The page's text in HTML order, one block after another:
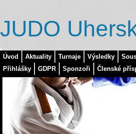
Úvod Aktuality Turnaje Výsledky
Přihlášky
GDPR Sponzoři Členské
JUDO